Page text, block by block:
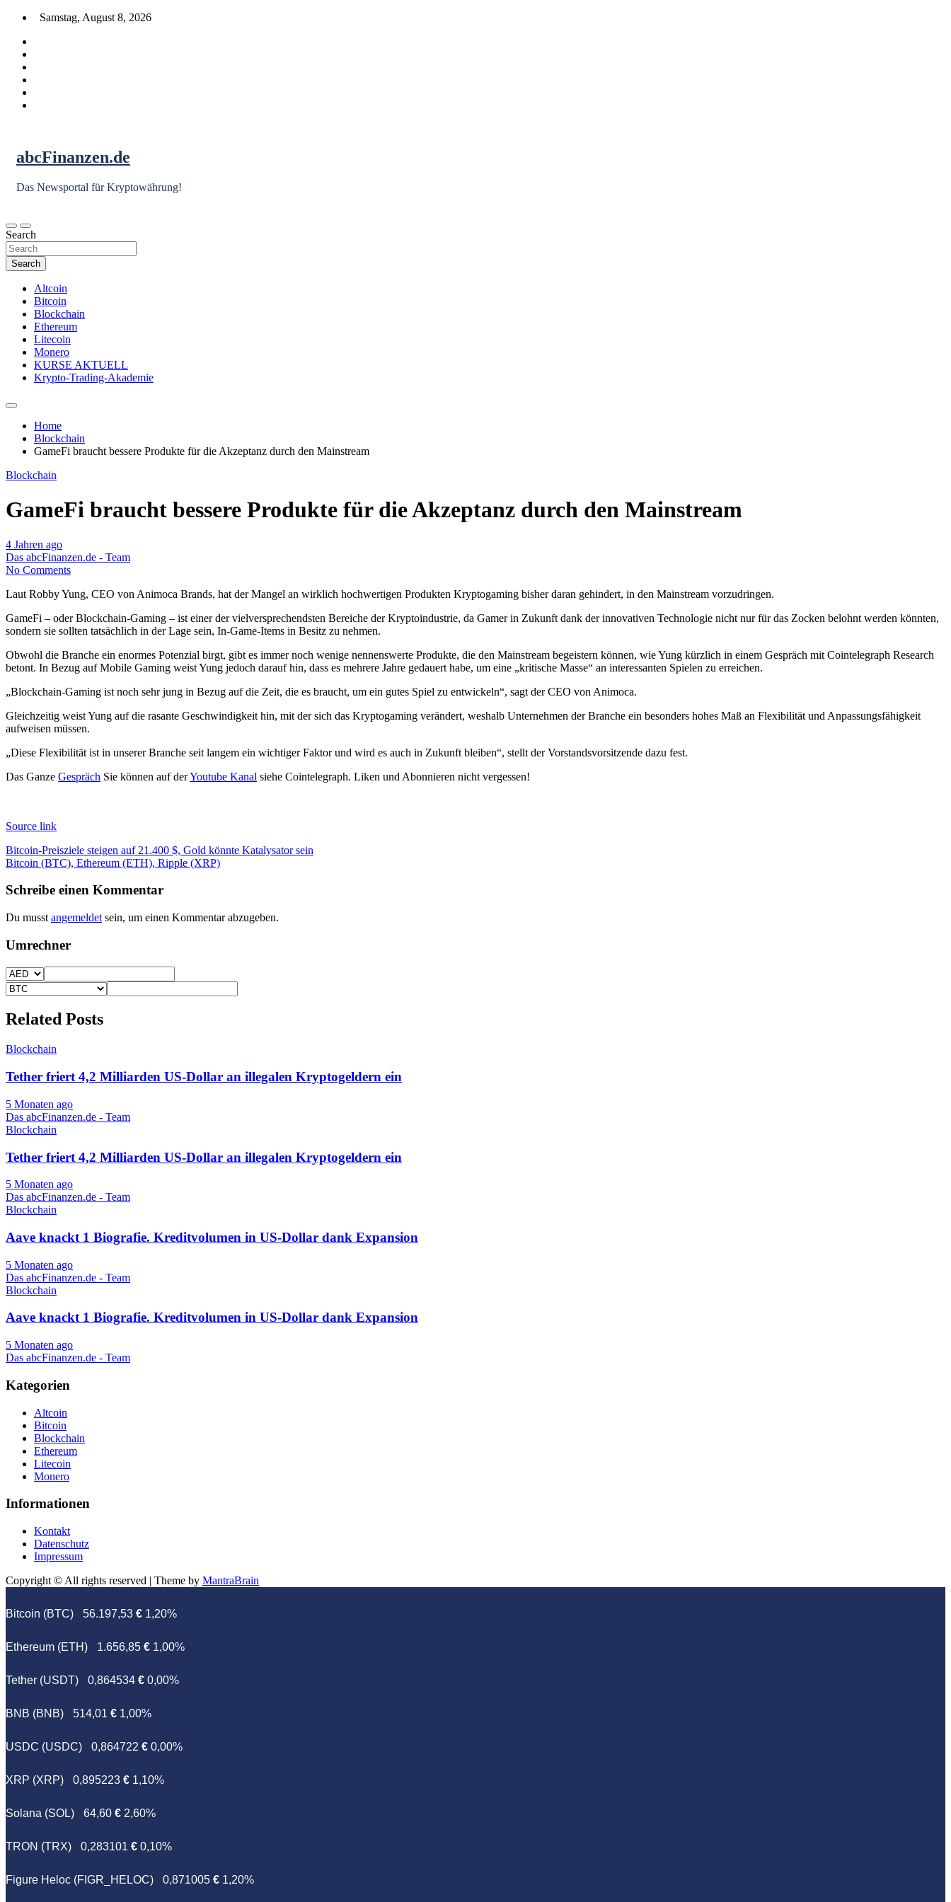
Skip
content
Samstag, August 8, 2026
abcFinanzen.de
Das Newsportal für Kryptowährung!
Search
Search
Altcoin
Bitcoin
Blockchain
Ethereum
Litecoin
Monero
KURSE AKTUELL
Krypto-Trading-Akademie
Home
Blockchain
GameFi braucht bessere Produkte für die Akzeptanz durch den Mainstream
Blockchain
GameFi braucht bessere Produkte für die Akzeptanz durch den Mainstream
4 Jahren ago
Das abcFinanzen.de - Team
No Comments
Laut Robby Yung, CEO von Animoca Brands, hat der Mangel an wirklich hochwertigen Produkten Kryptogaming bisher daran gehindert, in den Mainstream vorzudringen.
GameFi – oder Blockchain-Gaming – ist einer der vielversprechendsten Bereiche der Kryptoindustrie, da Gamer in Zukunft dank der innovativen Technologie nicht nur für das Zocken belohnt werden könnten,
sondern sie sollten tatsächlich in der Lage sein, In-Game-Items in Besitz zu nehmen.
Obwohl die Branche ein enormes Potenzial birgt, gibt es immer noch wenige nennenswerte Produkte, die den Mainstream begeistern können, wie Yung kürzlich in einem Gespräch mit Cointelegraph Research
betont. In Bezug auf Mobile Gaming weist Yung jedoch darauf hin, dass es mehrere Jahre gedauert habe, um eine „kritische Masse“ an interessanten Spielen zu erreichen.
„Blockchain-Gaming ist noch sehr jung in Bezug auf die Zeit, die es braucht, um ein gutes Spiel zu entwickeln“, sagt der CEO von Animoca.
Gleichzeitig weist Yung auf die rasante Geschwindigkeit hin, mit der sich das Kryptogaming verändert, weshalb Unternehmen der Branche ein besonders hohes Maß an Flexibilität und Anpassungsfähigkeit
aufweisen müssen.
„Diese Flexibilität ist in unserer Branche seit langem ein wichtiger Faktor und wird es auch in Zukunft bleiben“, stellt der Vorstandsvorsitzende dazu fest.
Das Ganze Gespräch Sie können auf derYoutube Kanal siehe Cointelegraph. Liken und Abonnieren nicht vergessen!
Source link
Beitragsnavigation
Bitcoin-Preisziele steigen auf 21.400 $, Gold könnte Katalysator sein
Bitcoin (BTC), Ethereum (ETH), Ripple (XRP)
Schreibe einen Kommentar
Du musst angemeldet sein, um einen Kommentar abzugeben.
Umrechner
Related Posts
Blockchain
Tether friert 4,2 Milliarden US-Dollar an illegalen Kryptogeldern ein
5 Monaten ago
Das abcFinanzen.de - Team
Blockchain
Tether friert 4,2 Milliarden US-Dollar an illegalen Kryptogeldern ein
5 Monaten ago
Das abcFinanzen.de - Team
Blockchain
Aave knackt 1 Biografie. Kreditvolumen in US-Dollar dank Expansion
5 Monaten ago
Das abcFinanzen.de - Team
Blockchain
Aave knackt 1 Biografie. Kreditvolumen in US-Dollar dank Expansion
5 Monaten ago
Das abcFinanzen.de - Team
Kategorien
Altcoin
Bitcoin
Blockchain
Ethereum
Litecoin
Monero
Informationen
Kontakt
Datenschutz
Impressum
Copyright © All rights reserved | Theme by MantraBrain
Bitcoin (BTC) 56.197,53 € 1,20%
Ethereum (ETH) 1.656,85 € 1,00%
Tether (USDT) 0,864534 € 0,00%
BNB (BNB) 514,01 € 1,00%
USDC (USDC) 0,864722 € 0,00%
XRP (XRP) 0,895223 € 1,10%
Solana (SOL) 64,60 € 2,60%
TRON (TRX) 0,283101 € 0,10%
Figure Heloc (FIGR_HELOC) 0,871005 € 1,20%